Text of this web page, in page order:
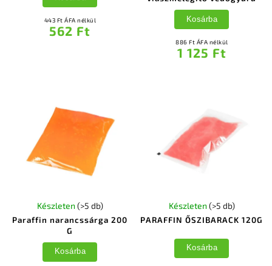
443 Ft ÁFA nélkül
562 Ft
886 Ft ÁFA nélkül
1 125 Ft
Kosárba
Paraffin narancssárga 200
G
Készleten (>5 db)
Kosárba
PARAFFIN ŐSZIBARACK 120G
Készleten (>5 db)
Kosárba